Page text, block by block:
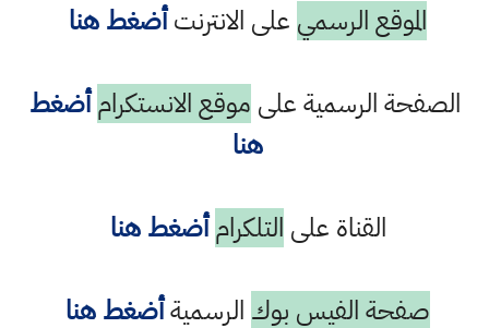
الموقع الرسمي على الانترنتأضغط هنا
الصفحة الرسمية على موقع الانستكرام أضغط
هنا
القناة على التلكرام أضغط هنا
صفحة الفيس بوك الرسميةأضغط هنا